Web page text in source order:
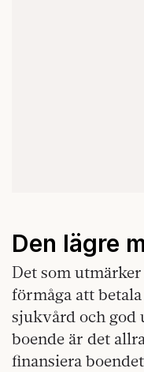
Den lägre
Det som
förmåga att
sjukvård och
boende är det
finansiera